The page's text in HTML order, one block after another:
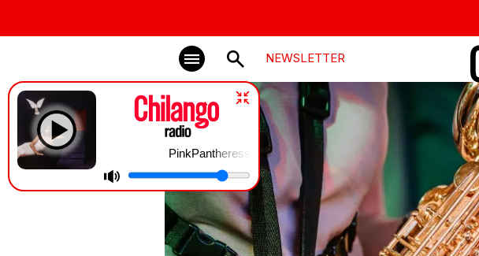
NEWSLETTER
PinkPantheress | Mosquito